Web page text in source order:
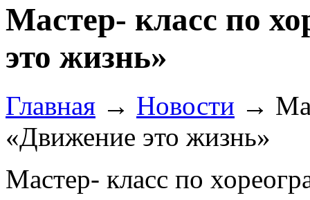
Мастер- класс по
это жизнь»
Главная → Новости →
«Движение это жизнь»
Мастер- класс по